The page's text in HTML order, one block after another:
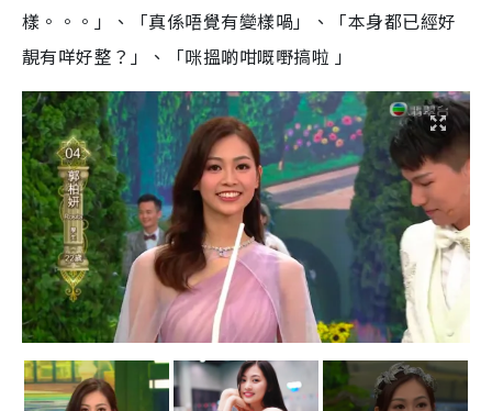
樣。。。」、「真係唔覺有變樣喎」、「本身都已經好
靚有咩好整？」、「咪搵啲咁嘅嘢搞啦 」